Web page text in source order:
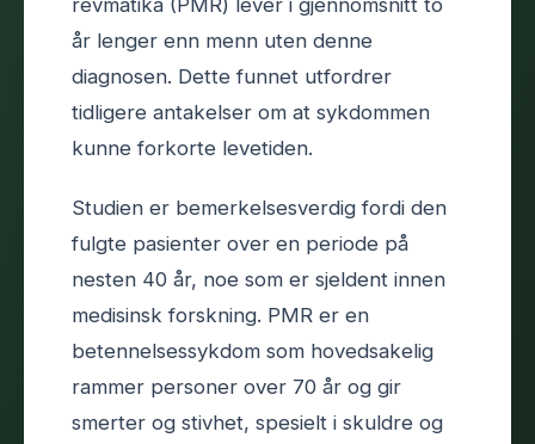
år lenger enn menn uten denne
diagnosen. Dette funnet utfordrer
tidligere antakelser om at sykdommen
kunne forkorte levetiden.
Studien er bemerkelsesverdig fordi den
fulgte pasienter over en periode på
nesten 40 år, noe som er sjeldent innen
medisinsk forskning. PMR er en
betennelsessykdom som hovedsakelig
rammer personer over 70 år og gir
smerter og stivhet, spesielt i skuldre og